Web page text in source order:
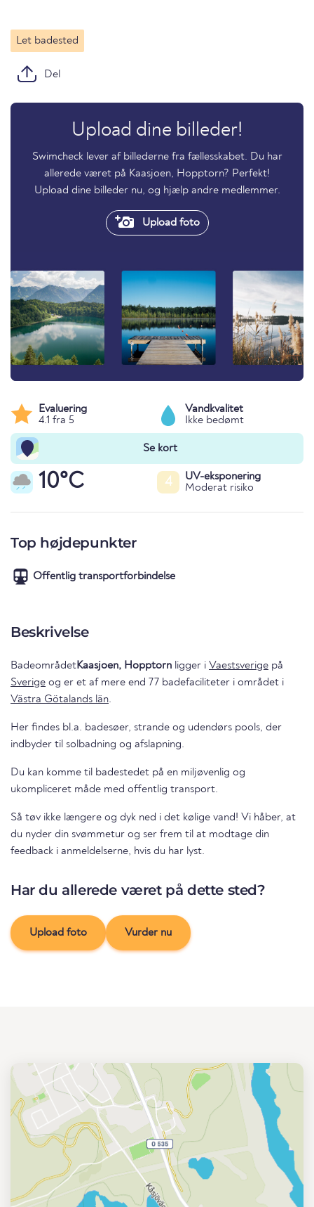
Let badested
Del
Upload dine billeder!
Swimcheck lever af billederne fra fællesskabet. Du har
allerede været på Kaasjoen, Hopptorn? Perfekt!
Upload dine billeder nu, og hjælp andre medlemmer.
Upload foto
Evaluering
4.1 fra 5
Vandkvalitet
Ikke bedømt
Se kort
10°C 4
UV-eksponering
Moderat risiko
Top højdepunkter
Offentlig transportforbindelse
Beskrivelse
BadeområdetKaasjoen, Hopptorn ligger i Vaestsverige på
Sverige og er et af mere end 77 badefaciliteter i området i
Västra Götalands län.
Her findes bl.a. badesøer, strande og udendørs pools, der
indbyder til solbadning og afslapning.
Du kan komme til badestedet på en miljøvenlig og
ukompliceret måde med offentlig transport.
Så tøv ikke længere og dyk ned i det kølige vand! Vi håber, at
du nyder din svømmetur og ser frem til at modtage din
feedback i anmeldelserne, hvis du har lyst.
Har du allerede været på dette sted?
Upload foto Vurder nu